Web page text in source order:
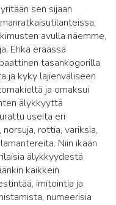
sen sijaan
avulla näemme,
Ehkä eräässä
tasankogorilla
ja kyky lajienväliseen
ja omaksui
älykkyyttä
useita eri
rottia, variksia,
Niin ikään
älykkyydestä
kaikkein
imitointia ja
numeerisia